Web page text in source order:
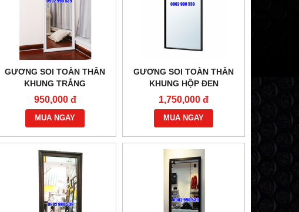
GƯƠNG SOI TOÀN THÂN
KHUNG TRẮNG
950,000 đ
MUA NGAY
GƯƠNG SOI TOÀN THÂN
KHUNG HỘP ĐEN
1,750,000 đ
MUA NGAY